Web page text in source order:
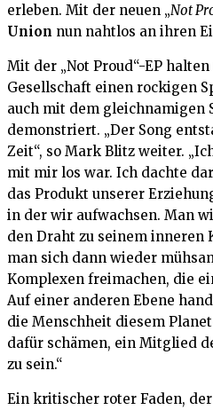
erleben. Mit der neuen „Not
Union nun nahtlos an ihren
Mit der „Not Proud“-EP
Gesellschaft einen rockigen
auch mit dem gleichnamigen
demonstriert. „Der Song
Zeit“, so Mark Blitz weiter.
mit mir los war. Ich dachte
das Produkt unserer
in der wir aufwachsen. Man
den Draht zu seinem inneren
man sich dann wieder
Komplexen freimachen, die
Auf einer anderen Ebene
die Menschheit diesem
dafür schämen, ein Mitglied
zu sein.“
Ein kritischer roter Faden,